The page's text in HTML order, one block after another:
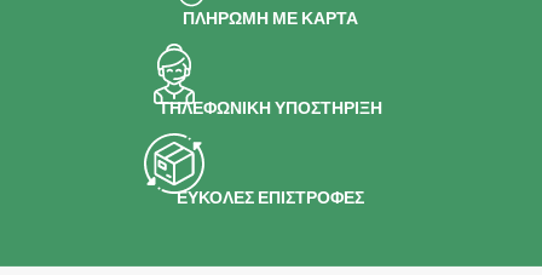
ΠΛΗΡΩΜΗ ΜΕ ΚΑΡΤΑ
ΤΗΛΕΦΩΝΙΚΗ ΥΠΟΣΤΗΡΙΞΗ
ΕΥΚΟΛΕΣ ΕΠΙΣΤΡΟΦΕΣ